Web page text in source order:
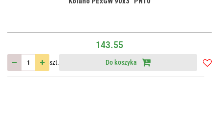
143.55
szt. Do koszyka